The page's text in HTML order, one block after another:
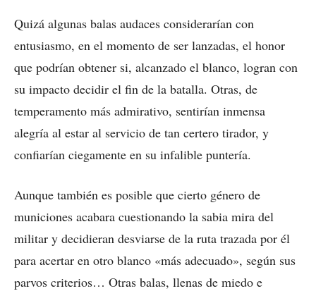
Quizá algunas balas audaces considerarían con
entusiasmo, en el momento de ser lanzadas, el honor
que podrían obtener si, alcanzado el blanco, logran con
su impacto decidir el fin de la batalla. Otras, de
temperamento más admirativo, sentirían inmensa
alegría al estar al servicio de tan certero tirador, y
confiarían ciegamente en su infalible puntería.
Aunque también es posible que cierto género de
municiones acabara cuestionando la sabia mira del
militar y decidieran desviarse de la ruta trazada por él
para acertar en otro blanco «más adecuado», según sus
parvos criterios… Otras balas, llenas de miedo e